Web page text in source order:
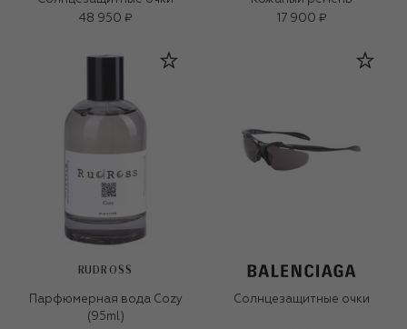
48 950 ₽
17 900 ₽
RUDROSS
Парфюмерная вода Cozy
(95ml)
Солнцезащитные очки